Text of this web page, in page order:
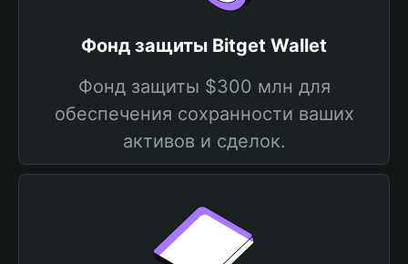
Фонд защиты Bitget Wallet
Фонд защиты $300 млн для
обеспечения сохранности ваших
активов и сделок.